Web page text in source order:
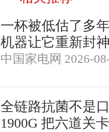
一杯被低估了多
机器让它重新封
中国家电网 2026-
全链路抗菌不是
1900G 把六道关